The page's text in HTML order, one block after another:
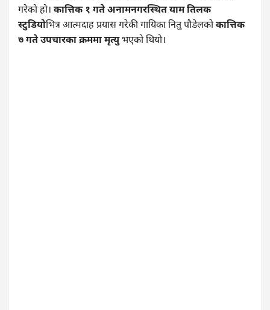
गरेको हो। कात्तिक १ गते अनामनगरस्थित याम तिलक
स्टुडियोभित्र आत्मदाह प्रयास गरेकी गायिका नितु पौडेलकोकात्तिक
७ गते उपचारका क्रममा मृत्युभएको थियो।